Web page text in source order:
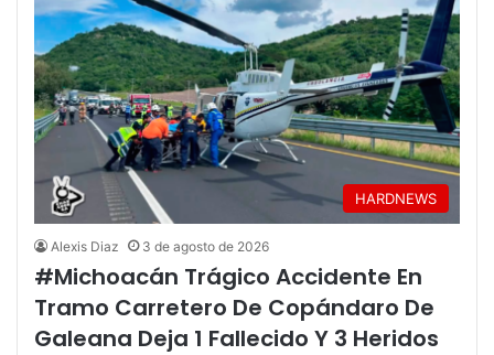
HARDNEWS
Alexis Diaz 3 de agosto de 2026
#Michoacán Trágico Accidente En
Tramo Carretero De Copándaro De
Galeana Deja 1 Fallecido Y 3 Heridos